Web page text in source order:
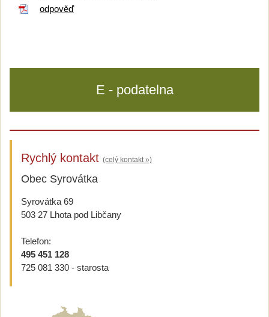
odpověď
E - podatelna
Rychlý kontakt (celý kontakt »)
Obec Syrovátka
Syrovátka 69
503 27 Lhota pod Libčany
Telefon:
495 451 128
725 081 330 - starosta